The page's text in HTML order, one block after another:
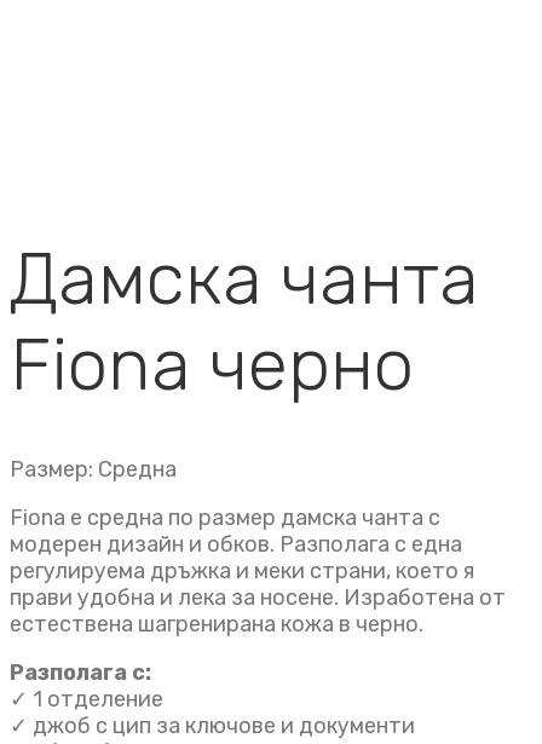
Дамска чанта
Fiona черно
Размер: Средна
Fiona е средна по размер дамска чанта с
модерен дизайн и обков. Разполага с една
регулируема дръжка и меки страни, което я
прави удобна и лека за носене. Изработена от
естествена шагренирана кожа в черно.
Разполага с:
✓ 1 отделение
✓ джоб с цип за ключове и документи